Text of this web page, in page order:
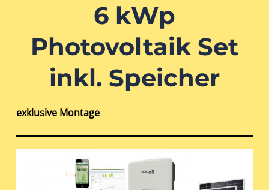
6 kWp
Photovoltaik Set
inkl. Speicher
exklusive Montage